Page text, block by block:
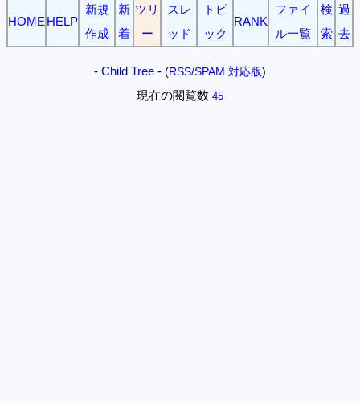
HOME HELP
新規
作成
新
着
ツリ
ー
スレ
ッド
トピ
ック
RANK
ファイ
ル一覧
検
索
過
去
- Child Tree - (RSS/SPAM 対応版)
現在の閲覧数 45